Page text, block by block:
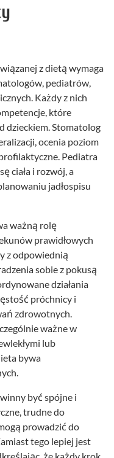
z dietą wymaga
pediatrów,
Każdy z nich
które
dzieckiem. Stomatolog
ocenia poziom
Pediatra
ciała i rozwój, a
jadłospisu
ważną rolę
prawidłowych
z odpowiednią
sobie z pokusą
działania
próchnicy i
zdrowotnych.
ważne w
lub
bywa
być spójne i
trudne do
prowadzić do
tego lepiej jest